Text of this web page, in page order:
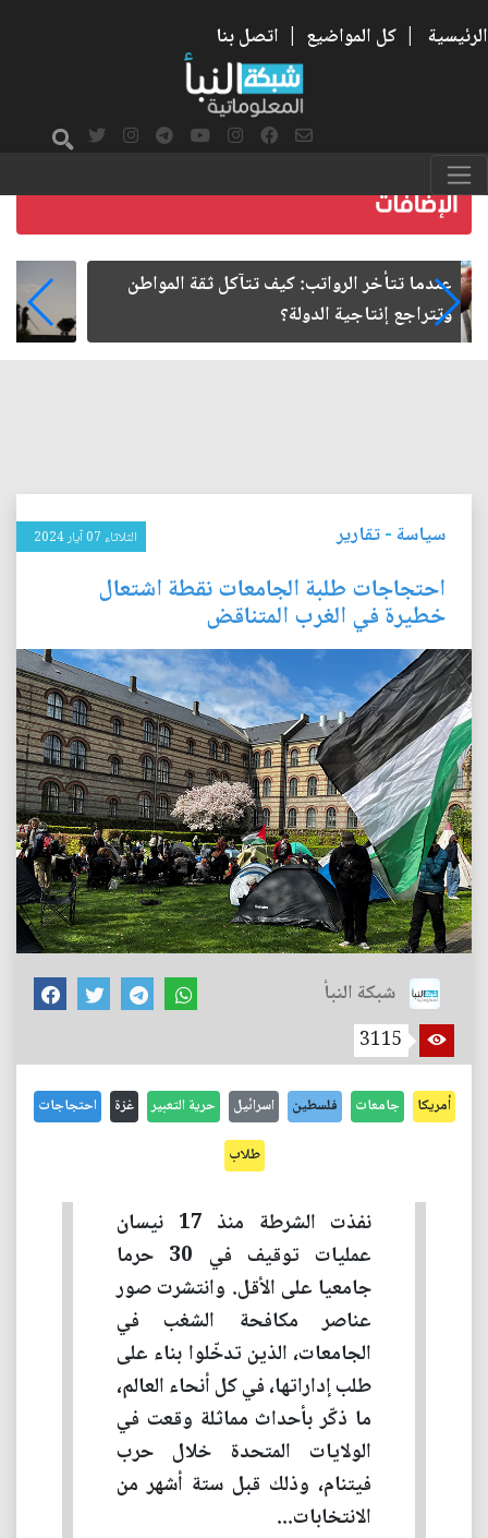
الرئيسية | كل المواضيع | اتصل بنا
صمت الطريق بعد الأربعين
سياسة-تقارير الثلاثاء 07 آيار 2024
احتجاجات طلبة الجامعات نقطة اشتعال
خطيرة في الغرب المتناقض
شبكة النبأ
3115
أمريكا جامعات فلسطين اسرائيل حرية التعبير غزة احتجاجات
طلاب
نفذت الشرطة منذ 17 نيسان
عمليات توقيف في 30 حرما
جامعيا على الأقل. وانتشرت صور
عناصر مكافحة الشغب في
الجامعات، الذين تدخّلوا بناء على
طلب إداراتها، في كل أنحاء العالم،
ما ذكّر بأحداث مماثلة وقعت في
الولايات المتحدة خلال حرب
فيتنام، وذلك قبل ستة أشهر من
الانتخابات...